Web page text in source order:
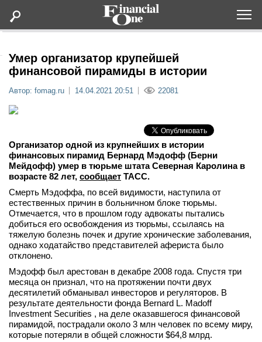
Статьи
Lifestyle
Мероприятия
Новости
Интервью
вконтакте
телеграм
Стать автором
Вход
Умер организатор крупейшей
финансовой пирамиды в истории
Автор: fomag.ru 14.04.2021 20:51 22081
Организатор одной из крупнейших в истории
финансовых пирамид Бернард Мэдофф (Берни
Мейдофф) умер в тюрьме штата Северная Каролина в
возрасте 82 лет, сообщает ТАСС.
Смерть Мэдоффа, по всей видимости, наступила от
естественных причин в больничном блоке тюрьмы.
Отмечается, что в прошлом году адвокаты пытались
добиться его освобождения из тюрьмы, ссылаясь на
тяжелую болезнь почек и другие хронические заболевания,
однако ходатайство представителей афериста было
отклонено.
Мэдофф был арестован в декабре 2008 года. Спустя три
месяца он признал, что на протяжении почти двух
десятилетий обманывал инвесторов и регуляторов. В
результате деятельности фонда Bernard L. Madoff
Investment Securities , на деле оказавшегося финансовой
пирамидой, пострадали около 3 млн человек по всему миру,
которые потеряли в общей сложности $64,8 млрд.